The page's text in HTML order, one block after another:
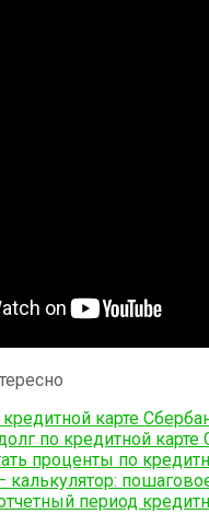
карте
по кредитной карте
проценты по
калькулятор:
период